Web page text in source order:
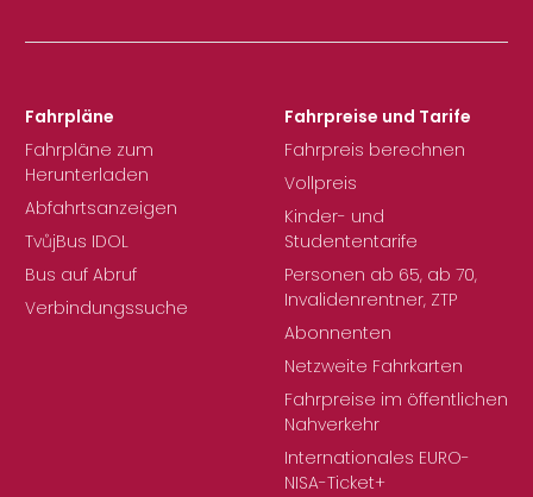
Fahrpläne
Fahrpläne zum
Herunterladen
Abfahrtsanzeigen
TvůjBus IDOL
Bus auf Abruf
Verbindungssuche
Fahrpreise und Tarife
Fahrpreis berechnen
Vollpreis
Kinder- und
Studententarife
Personen ab 65, ab 70,
Invalidenrentner, ZTP
Abonnenten
Netzweite Fahrkarten
Fahrpreise im öffentlichen
Nahverkehr
Internationales EURO-
NISA-Ticket+